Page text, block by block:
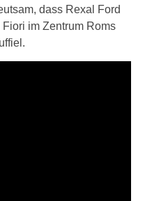
dass Rexal Ford
Fiori im Zentrum Roms